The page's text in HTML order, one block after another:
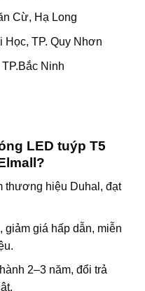
Cừ, Hạ Long
Học, TP. Quy Nhơn
Ninh
LED tuýp T5
thương hiệu Duhal, đạt
giảm giá hấp dẫn, miễn
2–3 năm, đổi trả